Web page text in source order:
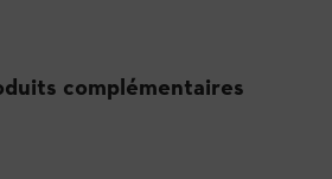
complémentaires